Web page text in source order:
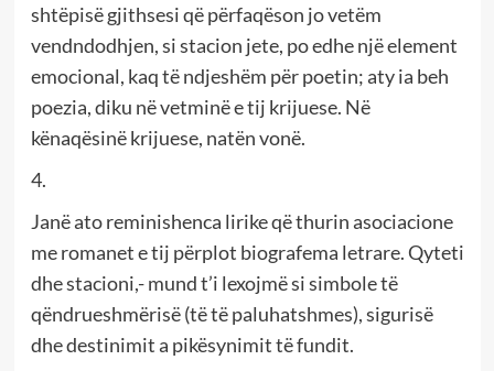
shtëpisë gjithsesi që përfaqëson jo vetëm
vendndodhjen, si stacion jete, po edhe një element
emocional, kaq të ndjeshëm për poetin; aty ia beh
poezia, diku në vetminë e tij krijuese. Në
kënaqësinë krijuese, natën vonë.
4.
Janë ato reminishenca lirike që thurin asociacione
me romanet e tij përplot biografema letrare. Qyteti
dhe stacioni,- mund t’i lexojmë si simbole të
qëndrueshmërisë (të të paluhatshmes), sigurisë
dhe destinimit a pikësynimit të fundit.